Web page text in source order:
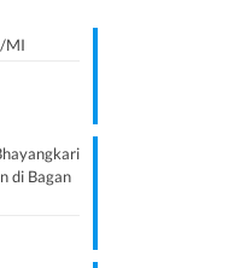
MI
di Bagan